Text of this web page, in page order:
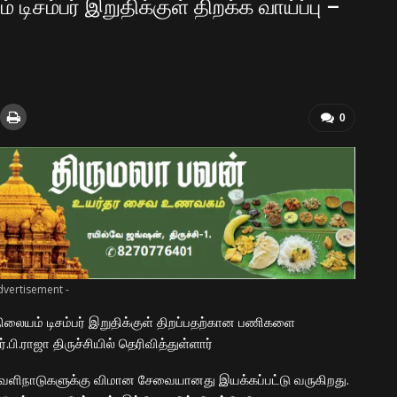
இறுதிக்குள் திறக்க வாய்ப்பு –
0
-
டிசம்பர் இறுதிக்குள் திறப்பதற்கான பணிகளை
திருச்சியில் தெரிவித்துள்ளார்
விமான சேவையானது இயக்கப்பட்டு வருகிறது.